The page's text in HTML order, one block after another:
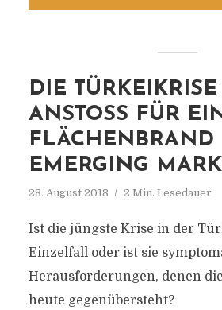
DIE TÜRKEIKRISE
ANSTOSS FÜR
LÄCHENBRAND
MERGING
28. August 2018 2 Min. Lesedauer
Ist die jüngste Krise in der
Einzelfall oder ist sie
Herausforderungen, denen
heute gegenübersteht?